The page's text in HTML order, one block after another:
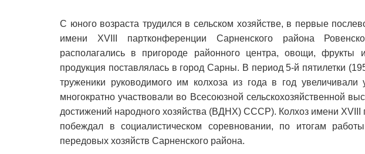
С юного возраста трудился в сельском хозяйстве, в первые
имени XVIII партконференции Сарненского района
располагались в пригороде районного центра, овощи, фрукты и
продукция поставлялась в город Сарны. В период 5-й пятилетки
труженики руководимого им колхоза из года в год увеличивали
многократно участвовали во Всесоюзной сельскохозяйственной
достижений народного хозяйства (ВДНХ) СССР). Колхоз имени XVIII
побеждал в социалистическом соревновании, по итогам
передовых хозяйств Сарненского района.